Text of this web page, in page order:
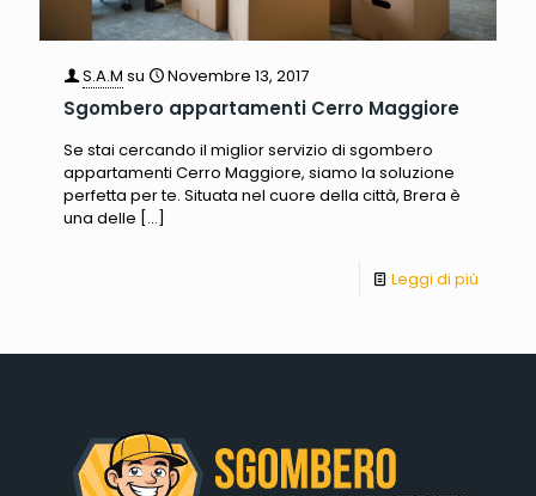
S.A.M su Novembre 13, 2017
Sgombero appartamenti Cerro Maggiore
Se stai cercando il miglior servizio di sgombero
appartamenti Cerro Maggiore, siamo la soluzione
perfetta per te. Situata nel cuore della città, Brera è
una delle […]
Leggi di più